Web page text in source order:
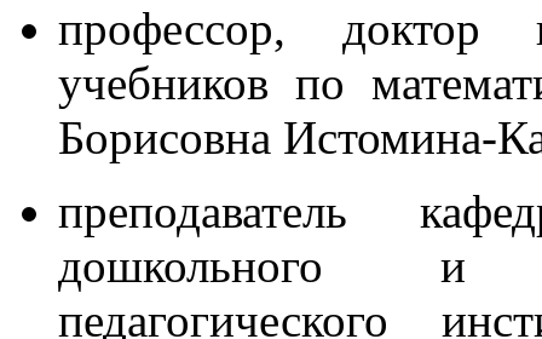
профессор, доктор
учебников по
Борисовна Истомина-
преподаватель
дошкольного и
педагогического